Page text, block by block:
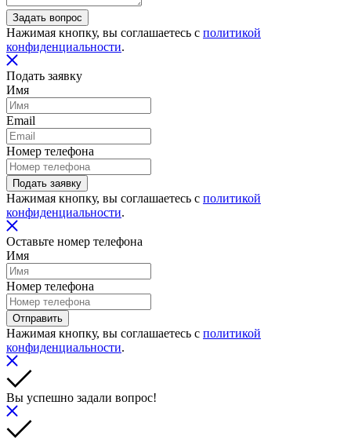
Задать вопрос
Нажимая кнопку, вы соглашаетесь с политикой
конфиденциальности.
Подать заявку
Имя
Email
Номер телефона
Подать заявку
Нажимая кнопку, вы соглашаетесь с политикой
конфиденциальности.
Оставьте номер телефона
Имя
Номер телефона
Отправить
Нажимая кнопку, вы соглашаетесь с политикой
конфиденциальности.
Вы успешно задали вопрос!